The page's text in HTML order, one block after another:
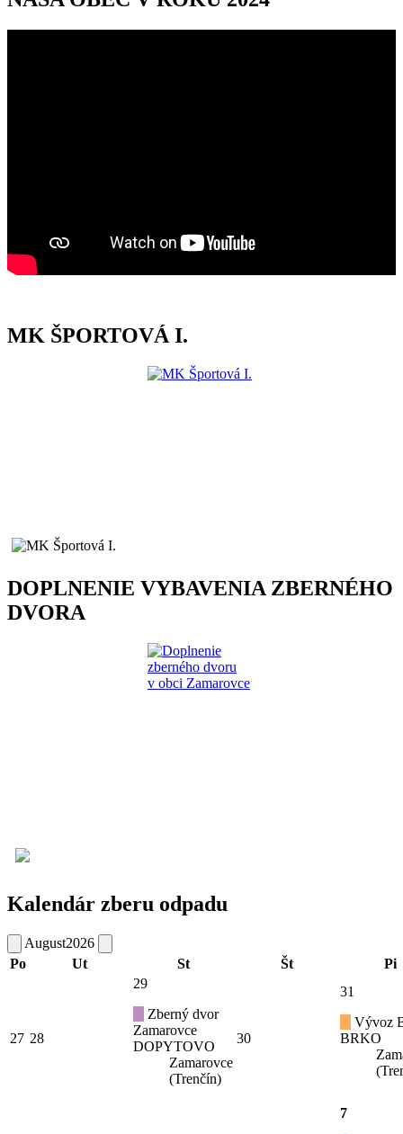
MK ŠPORTOVÁ I.
DOPLNENIE VYBAVENIA ZBERNÉHO
DVORA
Kalendár zberu odpadu
August2026
Po
Ut St Št Pi
27 28
29
Zberný dvor
Zamarovce
DOPYTOVO
Zamarovce
(Trenčín)
30
31
Vývoz
BRKO
7